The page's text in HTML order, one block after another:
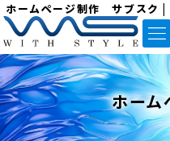
ホームページ制作 サブスク |
ホーム